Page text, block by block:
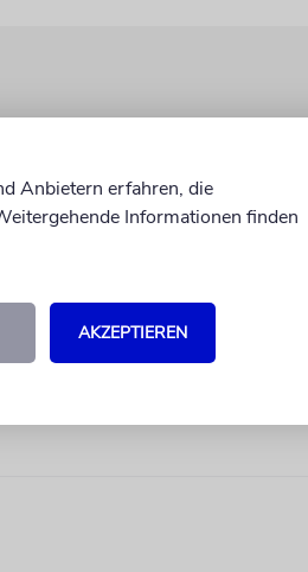
Anbietern erfahren, die
Informationen finden
AKZEPTIEREN